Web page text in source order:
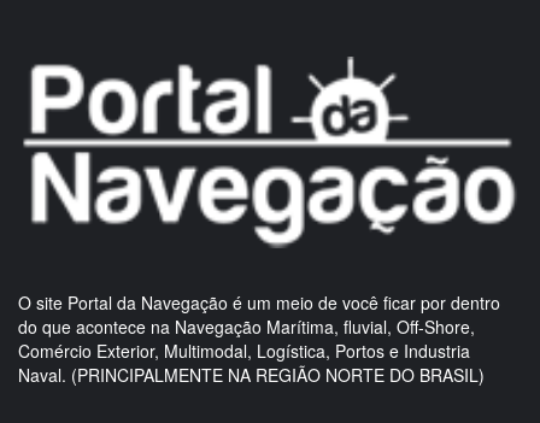
O site Portal da Navegação é um meio de você ficar por dentro
do que acontece na Navegação Marítima, fluvial, Off-Shore,
Comércio Exterior, Multimodal, Logística, Portos e Industria
Naval. (PRINCIPALMENTE NA REGIÃO NORTE DO BRASIL)